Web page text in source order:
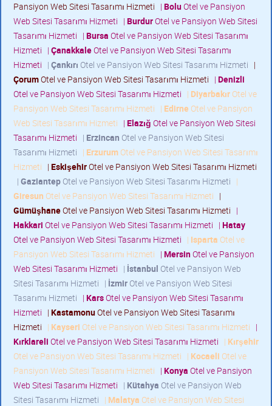
Pansiyon Web Sitesi Tasarımı Hizmeti | BoluOtel ve Pansiyon
Web Sitesi Tasarımı Hizmeti | BurdurOtel ve Pansiyon Web Sitesi
Tasarımı Hizmeti | Bursa Otel ve Pansiyon Web Sitesi Tasarımı
Hizmeti | ÇanakkaleOtel ve Pansiyon Web Sitesi Tasarımı
Hizmeti | Çankırı Otel ve Pansiyon Web Sitesi Tasarımı Hizmeti |
ÇorumOtel ve Pansiyon Web Sitesi Tasarımı Hizmeti | Denizli
Otel ve Pansiyon Web Sitesi Tasarımı Hizmeti | Diyarbakır Otel ve
Pansiyon Web Sitesi Tasarımı Hizmeti | Edirne Otel ve Pansiyon
Web Sitesi Tasarımı Hizmeti | Elazığ Otel ve Pansiyon Web Sitesi
Tasarımı Hizmeti | Erzincan Otel ve Pansiyon Web Sitesi
Tasarımı Hizmeti | Erzurum Otel ve Pansiyon Web Sitesi Tasarımı
Hizmeti | EskişehirOtel ve Pansiyon Web Sitesi Tasarımı Hizmeti
| Gaziantep Otel ve Pansiyon Web Sitesi Tasarımı Hizmeti |
Giresun Otel ve Pansiyon Web Sitesi Tasarımı Hizmeti |
GümüşhaneOtel ve Pansiyon Web Sitesi Tasarımı Hizmeti |
Hakkari Otel ve Pansiyon Web Sitesi Tasarımı Hizmeti | Hatay
Otel ve Pansiyon Web Sitesi Tasarımı Hizmeti | Isparta Otel ve
Pansiyon Web Sitesi Tasarımı Hizmeti | MersinOtel ve Pansiyon
Web Sitesi Tasarımı Hizmeti | İstanbul Otel ve Pansiyon Web
Sitesi Tasarımı Hizmeti | İzmir Otel ve Pansiyon Web Sitesi
Tasarımı Hizmeti | KarsOtel ve Pansiyon Web Sitesi Tasarımı
Hizmeti | KastamonuOtel ve Pansiyon Web Sitesi Tasarımı
Hizmeti | Kayseri Otel ve Pansiyon Web Sitesi Tasarımı Hizmeti |
Kırklareli Otel ve Pansiyon Web Sitesi Tasarımı Hizmeti | Kırşehir
Otel ve Pansiyon Web Sitesi Tasarımı Hizmeti | Kocaeli Otel ve
Pansiyon Web Sitesi Tasarımı Hizmeti | Konya Otel ve Pansiyon
Web Sitesi Tasarımı Hizmeti | Kütahya Otel ve Pansiyon Web
Sitesi Tasarımı Hizmeti | Malatya Otel ve Pansiyon Web Sitesi